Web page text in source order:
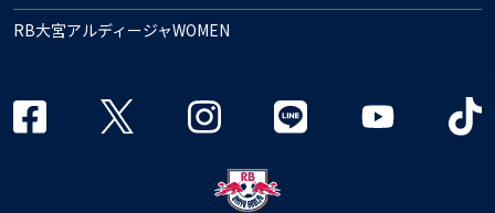
RB大宮アルディージャWOMEN